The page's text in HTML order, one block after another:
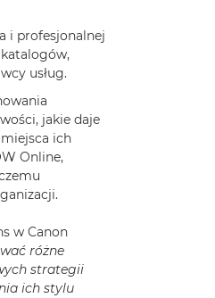
i profesjonalnej
usług.
jakie daje
ich
Online,
w Canon
różne
strategii
ich stylu